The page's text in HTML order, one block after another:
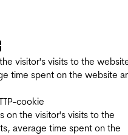
visitor's visits to the
time spent on the website
cookie
on the visitor's visits to the
average time spent on the